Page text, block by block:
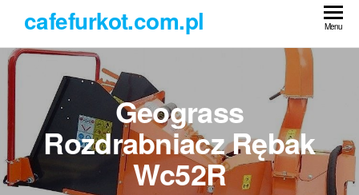
treści
cafefurkot.com.pl Menu
Geograss
Rozdrabniacz Rębak
Wc52R